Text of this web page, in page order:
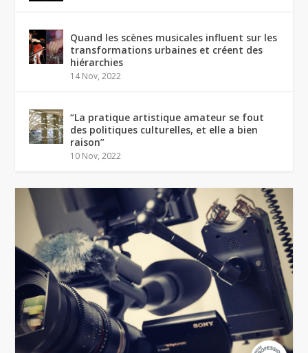
Quand les scènes musicales influent sur les
transformations urbaines et créent des
hiérarchies
14 Nov, 2022
“La pratique artistique amateur se fout
des politiques culturelles, et elle a bien
raison”
10 Nov, 2022